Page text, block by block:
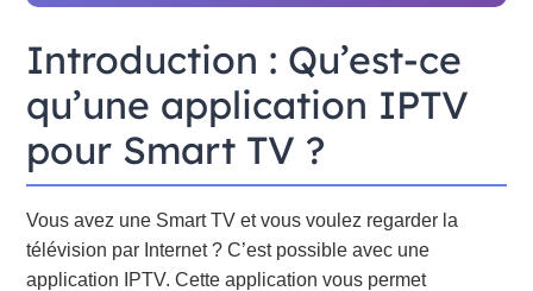
Introduction : Qu’est-ce
qu’une application IPTV
pour Smart TV ?
Vous avez une Smart TV et vous voulez regarder la
télévision par Internet ? C’est possible avec une
application IPTV. Cette application vous permet